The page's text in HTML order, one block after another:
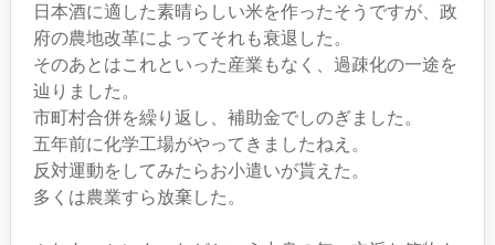
日本酒に適した素晴らしい米を作ったそうですが、政
府の農地改革によってそれも衰退した。
そのあとはこれといった産業もなく、過疎化の一途を
辿りました。
市町村合併を繰り返し、補助金でしのぎました。
五年前に化学工場がやってきましたねえ。
反対運動をしてみたらお小遣いが貰えた。
多くは農業すら放棄した。